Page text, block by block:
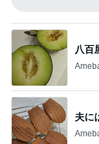
八百
夫に